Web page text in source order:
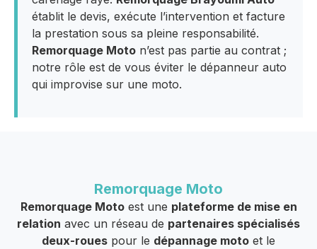
établit le devis, exécute l’intervention et facture
la prestation sous sa pleine responsabilité.
Remorquage Moto n’est pas partie au contrat ;
notre rôle est de vous éviter le dépanneur auto
qui improvise sur une moto.
Remorquage Moto
Remorquage Motoest une plateforme de mise en
relation avec un réseau de partenaires spécialisés
deux-roues pour le dépannage moto et le